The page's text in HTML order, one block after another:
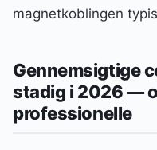
magnetkoblingen
Gennemsigtige
stadig i 2026 —
professionelle